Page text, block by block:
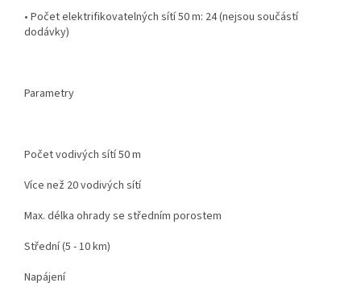
• Počet elektrifikovatelných sítí 50 m: 24 (nejsou součástí
dodávky)
Parametry
Počet vodivých sítí 50 m
Více než 20 vodivých sítí
Max. délka ohrady se středním porostem
Střední (5 - 10 km)
Napájení